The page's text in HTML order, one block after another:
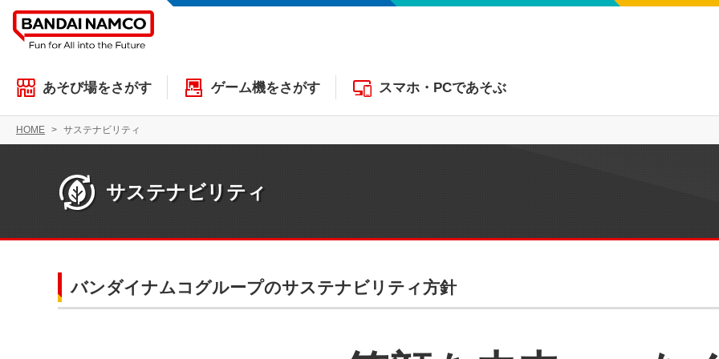
あそび場をさがす ゲーム機をさがす スマホ・PCであそぶ
HOME サステナビリティ
サステナビリティ
バンダイナムコグループのサステナビリティ方針